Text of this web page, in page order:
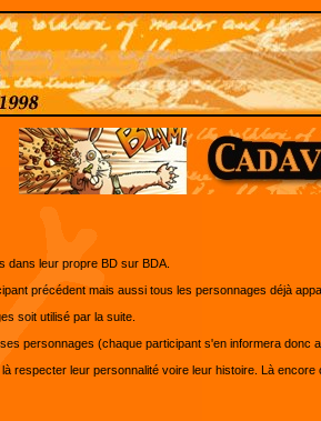
dans leur propre BD sur BDA.
précédent mais aussi tous les personnages déjà
soit utilisé par la suite.
personnages (chaque participant s'en informera donc
respecter leur personnalité voire leur histoire. Là